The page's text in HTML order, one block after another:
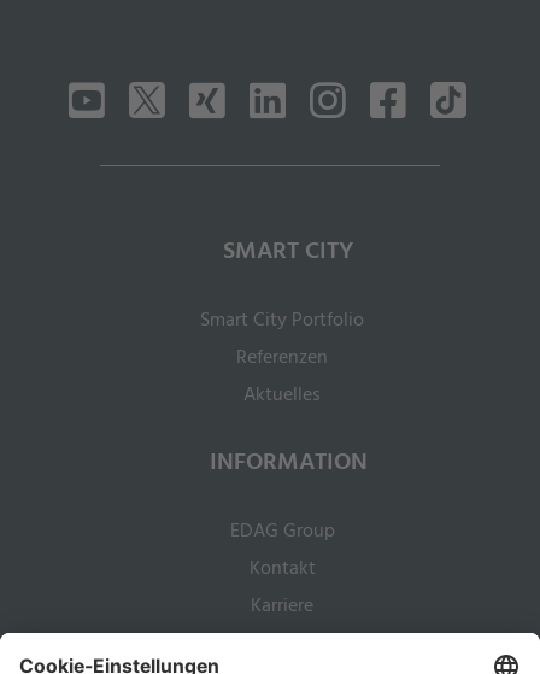
SMART CITY
Smart City Portfolio
Referenzen
Aktuelles
INFORMATION
EDAG Group
Kontakt
Karriere